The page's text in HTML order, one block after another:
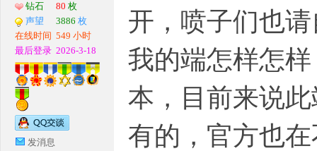
M
钻石
80 枚
声望
3886 枚
在线时间 549 小时
最后登录 2026-3-18
发消息
开，喷子们也
我的端怎样怎
本，目前来说
有的，官方也